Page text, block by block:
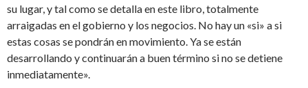
su lugar, y tal como se detalla en este libro, totalmente
arraigadas en el gobierno y los negocios. No hay un «si» a si
estas cosas se pondrán en movimiento. Ya se están
desarrollando y continuarán a buen término si no se detiene
inmediatamente».